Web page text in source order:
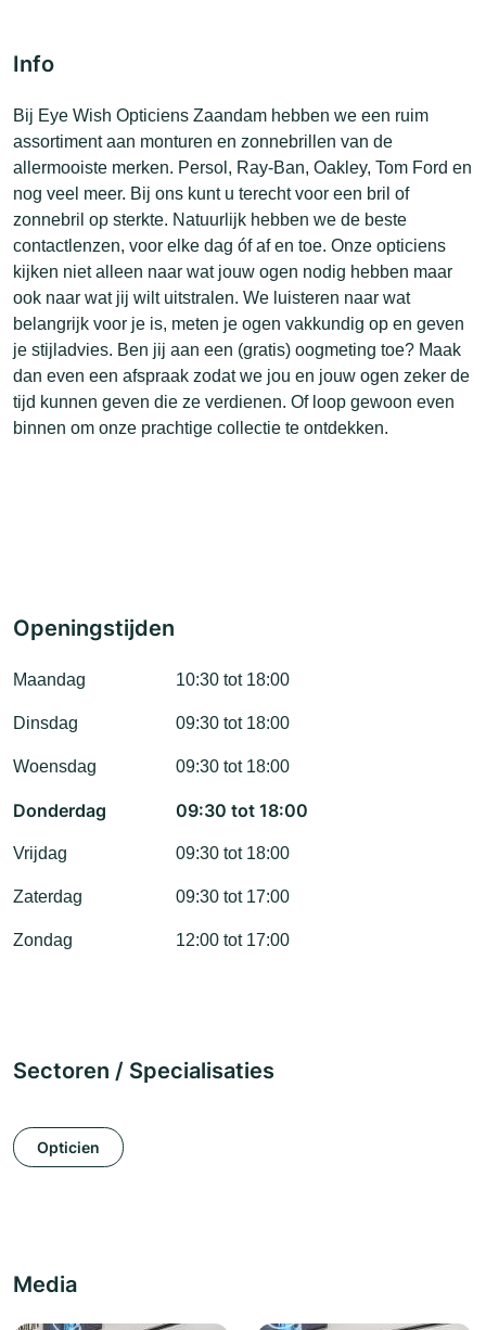
Info
Bij Eye Wish Opticiens Zaandam hebben we een ruim
assortiment aan monturen en zonnebrillen van de
allermooiste merken. Persol, Ray-Ban, Oakley, Tom Ford en
nog veel meer. Bij ons kunt u terecht voor een bril of
zonnebril op sterkte. Natuurlijk hebben we de beste
contactlenzen, voor elke dag óf af en toe. Onze opticiens
kijken niet alleen naar wat jouw ogen nodig hebben maar
ook naar wat jij wilt uitstralen. We luisteren naar wat
belangrijk voor je is, meten je ogen vakkundig op en geven
je stijladvies. Ben jij aan een (gratis) oogmeting toe? Maak
dan even een afspraak zodat we jou en jouw ogen zeker de
tijd kunnen geven die ze verdienen. Of loop gewoon even
binnen om onze prachtige collectie te ontdekken.
Openingstijden
Maandag 10:30 tot 18:00
Dinsdag 09:30 tot 18:00
Woensdag 09:30 tot 18:00
Donderdag 09:30 tot 18:00
Vrijdag 09:30 tot 18:00
Zaterdag 09:30 tot 17:00
Zondag 12:00 tot 17:00
Sectoren / Specialisaties
Opticien
Media